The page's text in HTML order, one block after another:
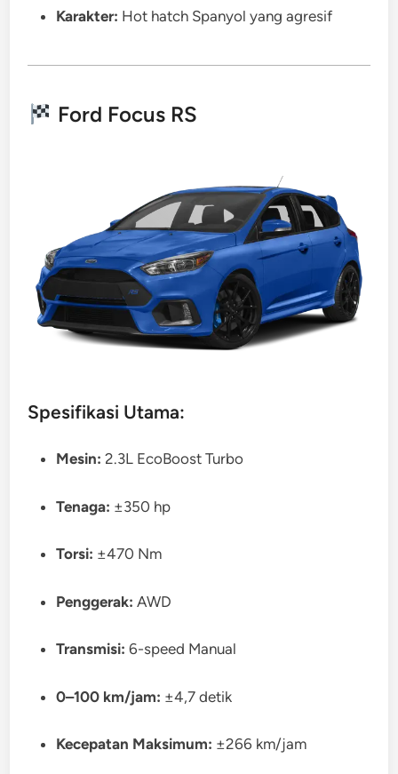
Karakter: Hot hatch Spanyol yang agresif
Ford Focus RS
Spesifikasi Utama:
Mesin: 2.3L EcoBoost Turbo
Tenaga: ±350 hp
Torsi: ±470 Nm
Penggerak: AWD
Transmisi: 6-speed Manual
0–100 km/jam: ±4,7 detik
Kecepatan Maksimum: ±266 km/jam